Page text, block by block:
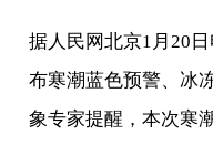
据人民网北京1月20
布寒潮蓝色预警、冰
象专家提醒，本次寒